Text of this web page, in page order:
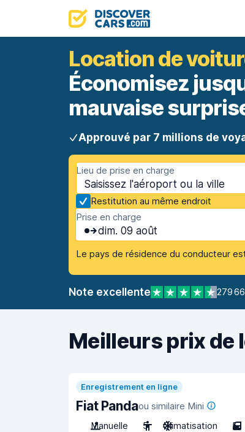
Location de
Économisez
mauvaise
Approuvé par 7 millions de
Lieu de prise en charge
Restitution au même endroit
Prise en charge
dim. 09 août
Le pays de résidence du conducteur
Note excellente 279
Meilleurs prix de
Enregistrement en ligne
Fiat Pandaou similaire Mini
Manuelle
5 Climatisation 5